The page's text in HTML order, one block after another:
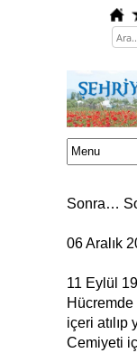
Sonra…
06 Aralık
11 Eylül
içeri atılıp
Cemiyeti